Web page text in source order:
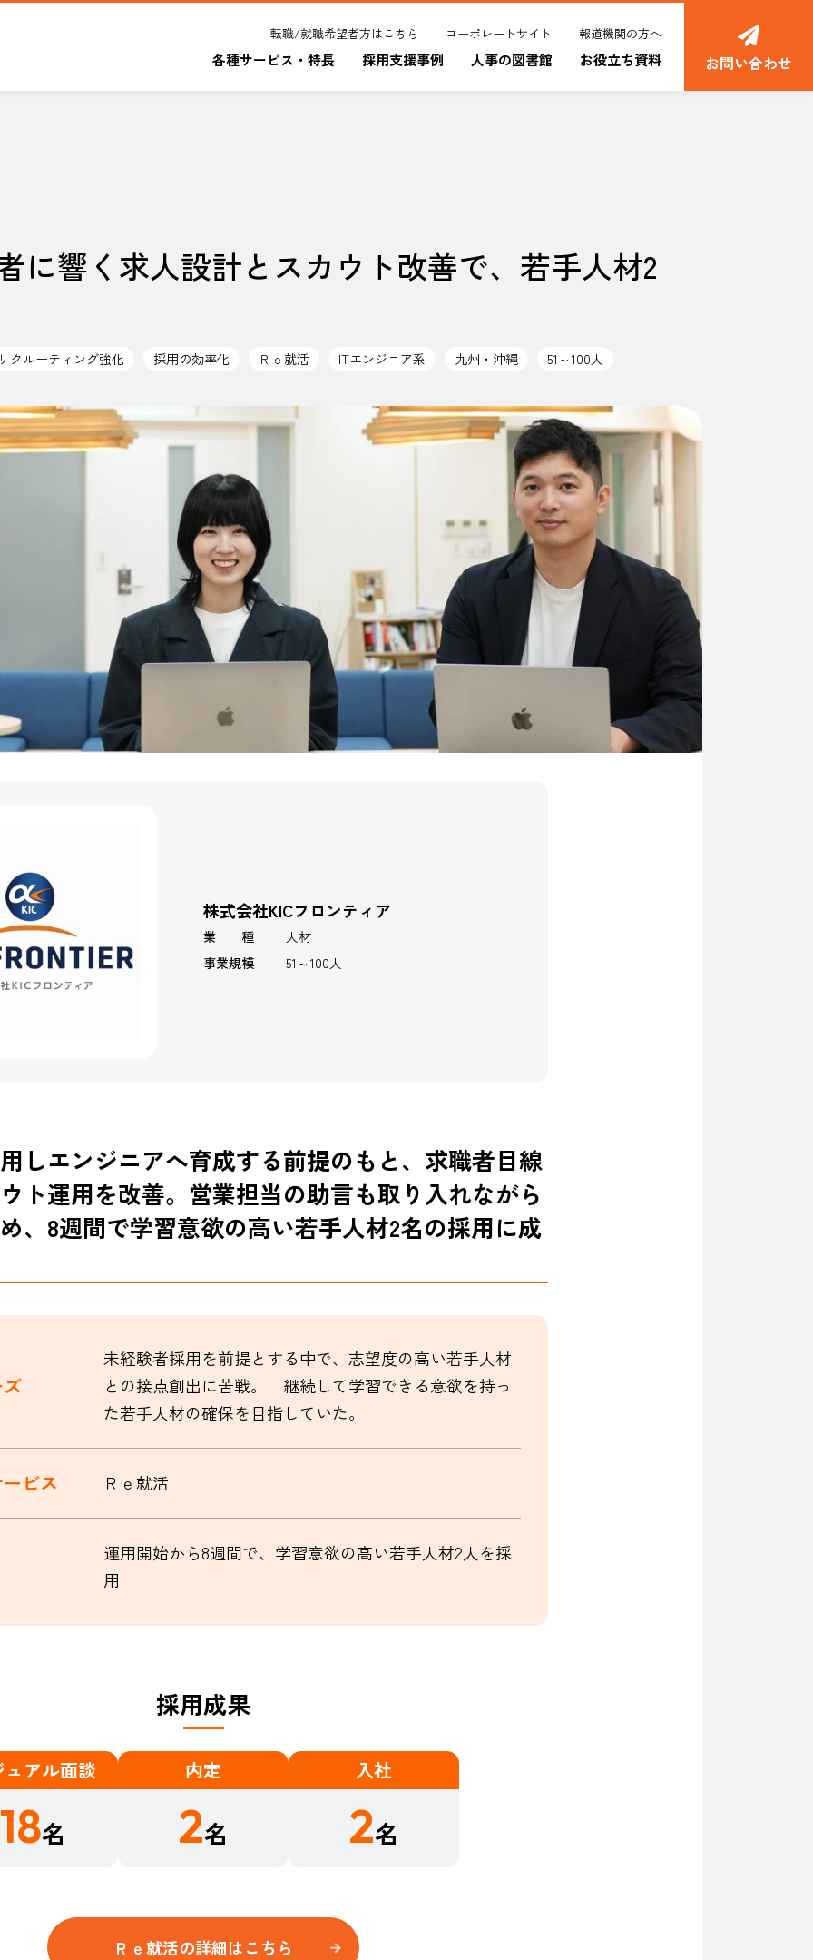
転職/就職希望者方はこちら コーポレートサイト 報道機関の方へ
各種サービス・特長 採用支援事例 人事の図書館 お役立ち資料 お問い合わせ
に響く求人設計とスカウト改善で、若手人材2
クルーティング強化 採用の効率化 Ｒｅ就活 ITエンジニア系 九州・沖縄 51～100人
株式会社KICフロンティア
業 種
人材
事業規模
51～100人
しエンジニアへ育成する前提のもと、求職者目線
ト運用を改善。営業担当の助言も取り入れながら
、8週間で学習意欲の高い若手人材2名の採用に成
未経験者採用を前提とする中で、志望度の高い若手人材
との接点創出に苦戦。 継続して学習できる意欲を持っ
た若手人材の確保を目指していた。
ビス Ｒｅ就活
運用開始から8週間で、学習意欲の高い若手人材2人を採
用
採用成果​
アル面談
18名
内定
2名
入社
2名
Ｒｅ就活の詳細はこちら